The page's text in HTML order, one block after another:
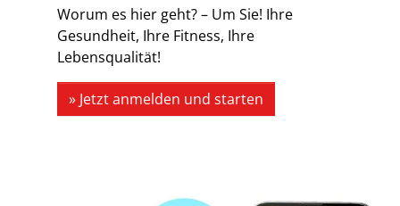
Worum es hier geht? – Um Sie! Ihre
Gesundheit, Ihre Fitness, Ihre
Lebensqualität!
» Jetzt anmelden und starten